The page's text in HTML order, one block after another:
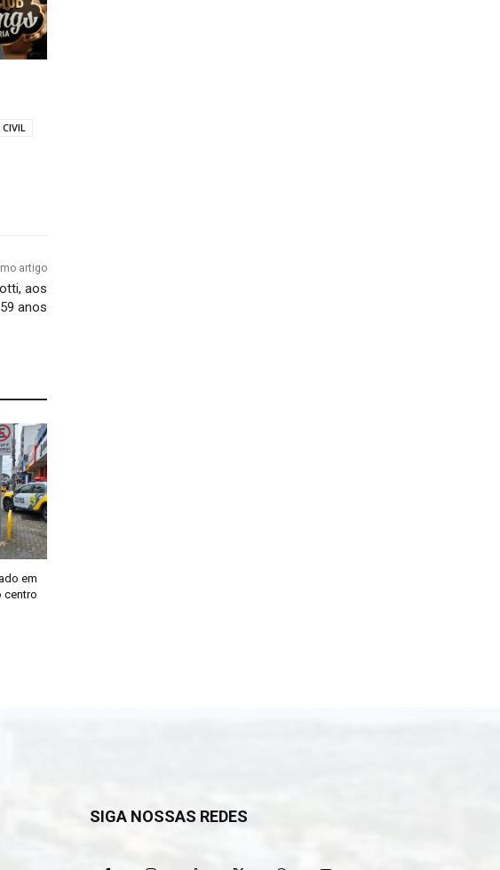
artigo
aos
59 anos
em
centro
SIGA NOSSAS REDES